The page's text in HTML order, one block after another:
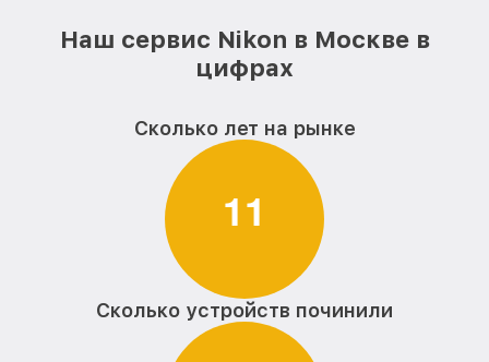
Наш сервис Nikon в Москве в
цифрах
Сколько лет на рынке
11
Сколько устройств починили